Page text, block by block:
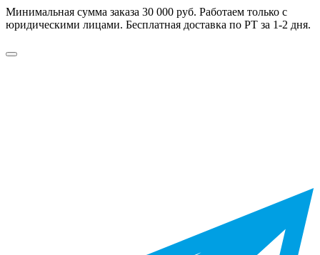
Минимальная сумма заказа 30 000 руб. Работаем только с
юридическими лицами. Бесплатная доставка по РТ за 1-2 дня.